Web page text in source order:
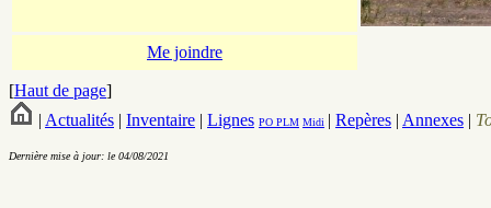
Me joindre
[Haut de page]
| Actualités | Inventaire | Lignes PO PLM Midi | Repères | Annexes |
Dernière mise à jour: le 04/08/2021